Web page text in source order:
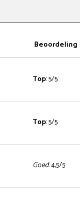
Beoordeling
Top: 5/5
Top: 5/5
Goed: 4,5/5